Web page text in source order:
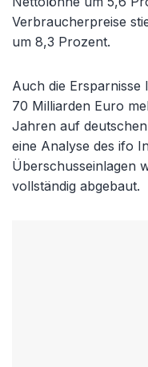
Verbraucherpreise
um 8,3 Prozent.
Auch die
70 Milliarden Euro
Jahren auf
eine Analyse des ifo
Überschusseinlagen
vollständig abgebaut.